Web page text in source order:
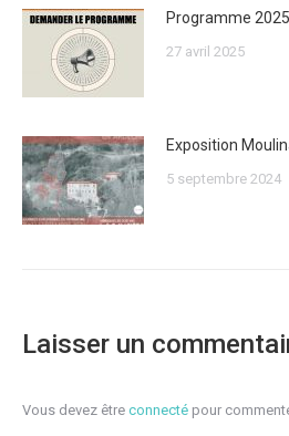
Programme 2025
27 avril 2025
Exposition
5 septembre 2024
Laisser un
Vous devez être connecté pour